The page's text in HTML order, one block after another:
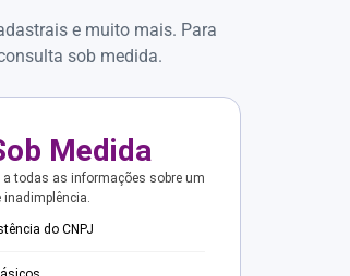
e muito mais. Para
sob medida.
Medida
todas as informações sobre um
do CNPJ